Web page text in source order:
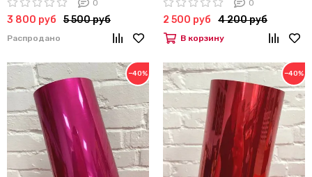
0
3 800 руб 5 500 руб
Распродано
0
2 500 руб 4 200 руб
В корзину
−40% −40%